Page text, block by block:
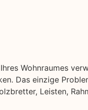
Wohnraumes
Das einzige
Leisten,